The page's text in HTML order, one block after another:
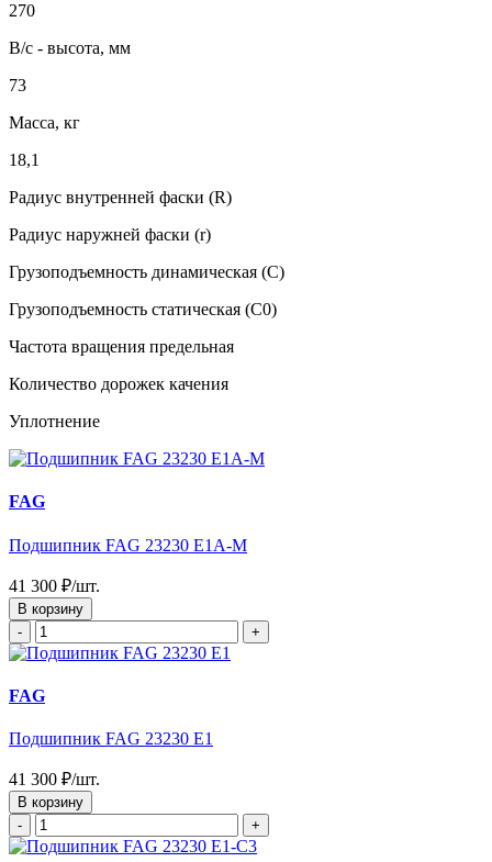
270
B/c - высота, мм
73
Масса, кг
18,1
Радиус внутренней фаски (R)
Радиус наружней фаски (r)
Грузоподъемность динамическая (C)
Грузоподъемность статическая (C0)
Частота вращения предельная
Количество дорожек качения
Уплотнение
FAG
Подшипник FAG 23230 E1A-M
41 300 ₽/шт.
В корзину
-
+
FAG
Подшипник FAG 23230 E1
41 300 ₽/шт.
В корзину
-
+